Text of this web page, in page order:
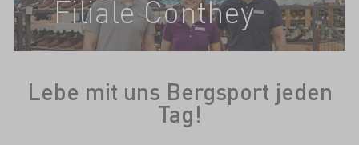
Filiale Conthey
Lebe mit uns Bergsport jeden
Tag!